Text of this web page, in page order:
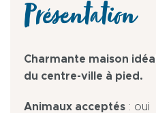
Présentation
Charmante maison
du centre-ville à pied.
Animaux acceptés : oui